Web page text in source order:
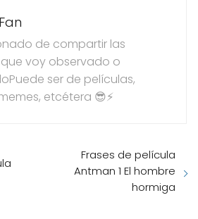
de compartir las
voy observado o
ser de películas,
etcétera 😎⚡
Frases de película
Antman 1 El hombre
hormiga